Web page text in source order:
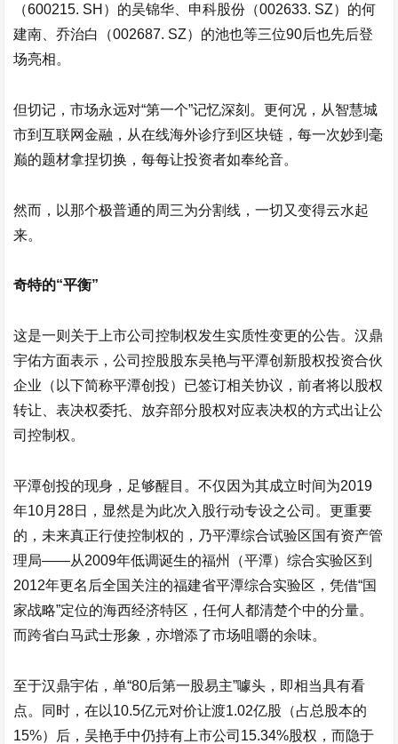
（600215. SH）的吴锦华、申科股份（002633. SZ）的何
建南、乔治白（002687. SZ）的池也等三位90后也先后登
场亮相。
但切记，市场永远对“第一个”记忆深刻。更何况，从智慧城
市到互联网金融，从在线海外诊疗到区块链，每一次妙到毫
巅的题材拿捏切换，每每让投资者如奉纶音。
然而，以那个极普通的周三为分割线，一切又变得云水起
来。
奇特的“平衡”
这是一则关于上市公司控制权发生实质性变更的公告。汉鼎
宇佑方面表示，公司控股股东吴艳与平潭创新股权投资合伙
企业（以下简称平潭创投）已签订相关协议，前者将以股权
转让、表决权委托、放弃部分股权对应表决权的方式出让公
司控制权。
平潭创投的现身，足够醒目。不仅因为其成立时间为2019
年10月28日，显然是为此次入股行动专设之公司。更重要
的，未来真正行使控制权的，乃平潭综合试验区国有资产管
理局——从2009年低调诞生的福州（平潭）综合实验区到
2012年更名后全国关注的福建省平潭综合实验区，凭借“国
家战略”定位的海西经济特区，任何人都清楚个中的分量。
而跨省白马武士形象，亦增添了市场咀嚼的余味。
至于汉鼎宇佑 ，单“80后第一股易主”噱头，即相当具有看
点。同时，在以10.5亿元对价让渡1.02亿股（占总股本的
15%）后，吴艳手中仍持有上市公司15.34%股权，而隐于